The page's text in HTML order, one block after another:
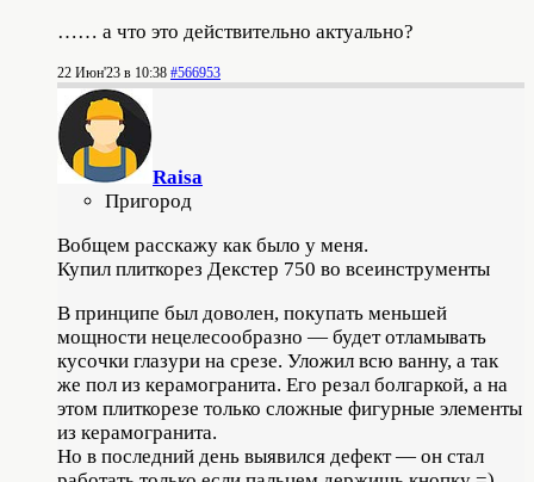
…… а что это действительно актуально?
22 Июн'23 в 10:38 #566953
Raisa
Пригород
Вобщем расскажу как было у меня.
Купил плиткорез Декстер 750 во всеинструменты
В принципе был доволен, покупать меньшей
мощности нецелесообразно — будет отламывать
кусочки глазури на срезе. Уложил всю ванну, а так
же пол из керамогранита. Его резал болгаркой, а на
этом плиткорезе только сложные фигурные элементы
из керамогранита.
Но в последний день выявился дефект — он стал